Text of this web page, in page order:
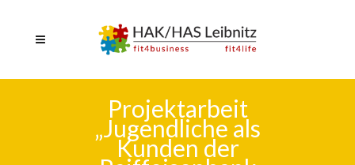
Projektarbeit
„Jugendliche als
Kunden der